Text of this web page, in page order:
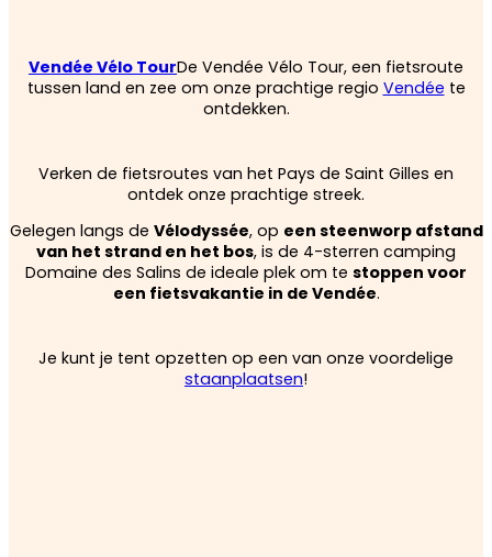
Vendée Vélo TourDe Vendée Vélo Tour, een fietsroute
tussen land en zee om onze prachtige regio Vendée te
ontdekken.
Verken de fietsroutes van het Pays de Saint Gilles en
ontdek onze prachtige streek.
Gelegen langs de Vélodyssée, op een steenworp afstand
van het strand en het bos, is de 4-sterren camping
Domaine des Salins de ideale plek om te stoppen voor
een fietsvakantie in de Vendée.
Je kunt je tent opzetten op een van onze voordelige
staanplaatsen!